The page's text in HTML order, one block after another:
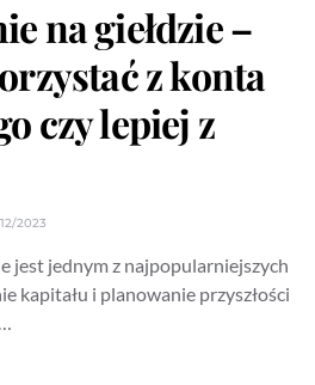
na giełdzie –
z konta
czy lepiej z
2023
jest jednym z najpopularniejszych
kapitału i planowanie przyszłości